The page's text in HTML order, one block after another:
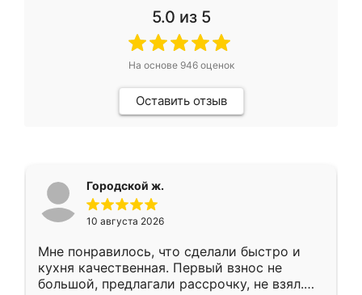
5.0 из 5
На основе 946оценок
Оставить отзыв
Городской ж.
10 августа 2026
Мне понравилось, что сделали быстро и
кухня качественная. Первый взнос не
большой, предлагали рассрочку, не взял.